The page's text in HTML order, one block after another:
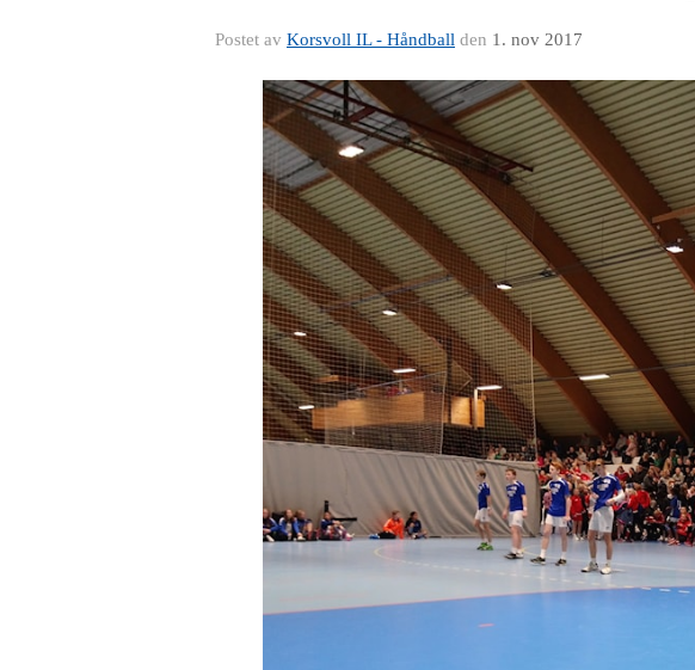
Postet av Korsvoll IL - Håndball den 1. nov 2017